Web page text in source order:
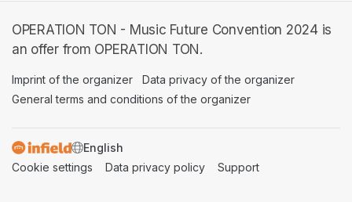
OPERATION TON - Music Future Convention 2024 is
an offer from OPERATION TON.
Imprint of the organizer (opens in a new tab)
Data privacy of the organizer
General terms and conditions of the organizer
SWITCH LANGUAGE
Cookie settings (opens in a new tab)
Data privacy policy (opens in a new tab)
Support